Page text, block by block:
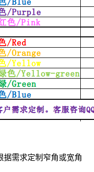
据需求定制窄角或宽角